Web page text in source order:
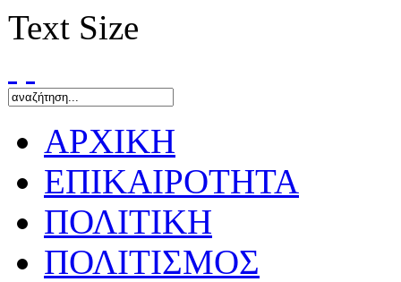
Text Size
ΑΡΧΙΚΗ
ΕΠΙΚΑΙΡΟΤΗΤΑ
ΠΟΛΙΤΙΚΗ
ΠΟΛΙΤΙΣΜΟΣ